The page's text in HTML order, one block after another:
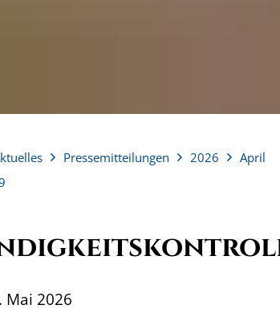
Pressemitteilungen 2026
April
Mai 2026